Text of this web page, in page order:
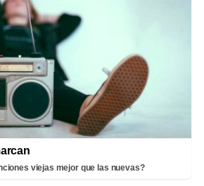
viejas mejor que las nuevas?